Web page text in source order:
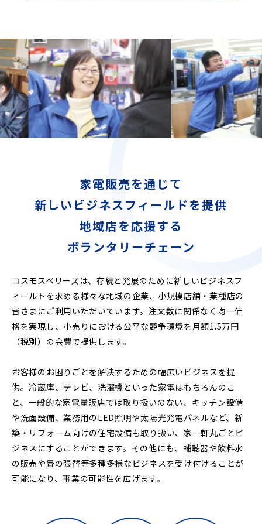
家電販売を通じて
新しいビジネスフィールドを提供
地域店を応援する
ボランタリーチェーン
コスモスベリーズは、存続と発展のために新しいビジネスフ
ィールドを求める様々な地域の企業、小規模店舗・業種店の
皆さまにご利用いただいています。注文数に関係なく均一価
格を実現し、小売りにおける公平な競争環境を月額1.5万円
（税別）の会費で提供します。
お客様のお困りごとを解決するための幅広いビジネスを提
供。冷蔵庫、テレビ、洗濯機といった家電はもちろんのこ
と、一般的な家電量販店では取り扱いのない、キッチン設備
や洗面設備、業務用のLED照明や太陽光発電パネルなど、新
築・リフォーム向けの住宅設備も取り扱い、家一軒丸ごとビ
ジネスにすることができます。その他にも、補聴器や飲料水
の販売や畳の張替等多種多様なビジネスを受け付けることが
可能になり、事業の可能性を広げます。